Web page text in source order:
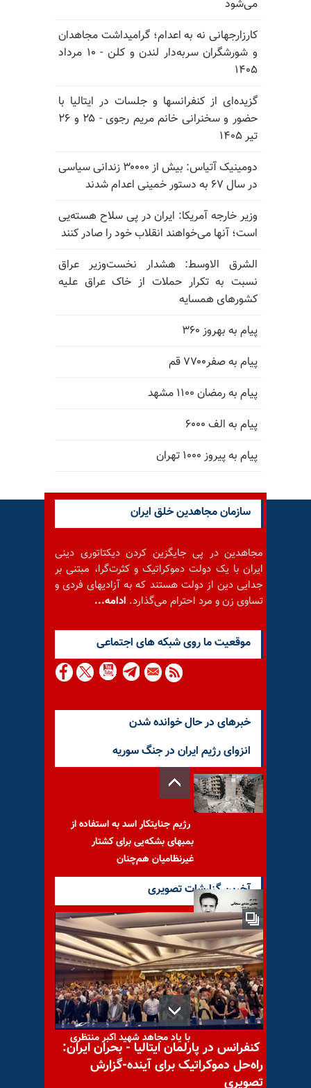
می‌شود
کارزارجهانی نه به اعدام؛ گرامیداشت مجاهدان
و شورشگران سربه‌دار لندن و کلن - ۱۰ مرداد
۱۴۰۵
گزیده‌ای از کنفرانسها و جلسات در ایتالیا با
حضور و سخنرانی خانم مریم رجوی - ۲۵ و ۲۶
تیر ۱۴۰۵
دومینیک آتیاس: بیش از ۳۰۰۰۰ زندانی سیاسی
در سال ۶۷ به دستور خمینی اعدام شدند
وزیر خارجه آمریکا: ایران در پی سلاح هسته‌یی
است؛ آنها می‌خواهند انقلاب خود را صادر کنند
الشرق الاوسط: هشدار نخست‌وزیر عراق
نسبت به تکرار حملات از خاک عراق علیه
کشورهای همسایه
پیام به بهروز ۳۶۰
پیام به صفر۷۷۰۰ قم
پیام به رمضان ۱۱۰۰ مشهد
پیام به الف ۶۰۰۰
پیام به پیروز ۱۰۰۰ تهران
سازمان مجاهدین خلق ایران
مجاهدین در پی جایگزین کردن دیکتاتوری دینی
ایران با یک دولت دموکراتیک و کثرت‌گرا، مبتنی بر
جدایی دین از دولت هستند که به آزادیهای فردی و
تساوی زن و مرد احترام می‌گذارد. ادامه...
موقعيت ما روى شبكه هاى اجتماعى
خبرهای در حال خوانده شدن
انزوای رژیم ایران در جنگ سوریه
رژیم جنایتکار اسد به استفاده از
بمبهای بشکه‌یی برای کشتار
غیرنظامیان هم‌چنان
با یاد مجاهد شهید محسن
مددی سنجانی
با یاد مجاهد شهید اکبر منتظری
آخرین گزارشات تصویری
کنفرانس در پارلمان ایتالیا - بحران ایران:
راه‌حل دموکراتیک برای آینده-گزارش
تصویری